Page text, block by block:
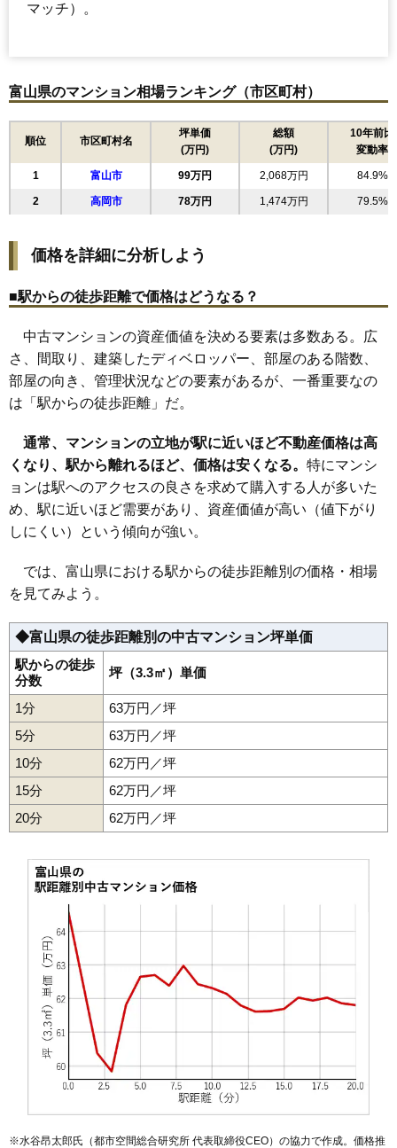
マッチ）。
富山県のマンション相場ランキング（市区町村）
順位 市区町村名
坪単価
(万円)
総額
(万円)
10年前比
変動率
1 富山市 99万円 2,068万円 84.9%
2 高岡市 78万円 1,474万円 79.5%
価格を詳細に分析しよう
■駅からの徒歩距離で価格はどうなる？
中古マンションの資産価値を決める要素は多数ある。広
さ、間取り、建築したディベロッパー、部屋のある階数、
部屋の向き、管理状況などの要素があるが、一番重要なの
は「駅からの徒歩距離」だ。
通常、マンションの立地が駅に近いほど不動産価格は高
くなり、駅から離れるほど、価格は安くなる。 特にマンシ
ョンは駅へのアクセスの良さを求めて購入する人が多いた
め、駅に近いほど需要があり、資産価値が高い（値下がり
しにくい）という傾向が強い。
では、富山県における駅からの徒歩距離別の価格・相場
を見てみよう。
◆富山県の徒歩距離別の中古マンション坪単価
駅からの徒歩
分数
坪（3.3㎡）単価
1分
63万円／坪
5分
63万円／坪
10分
62万円／坪
15分
62万円／坪
20分
62万円／坪
※水谷昂太郎氏（都市空間総合研究所 代表取締役CEO）の協力で作成。価格推